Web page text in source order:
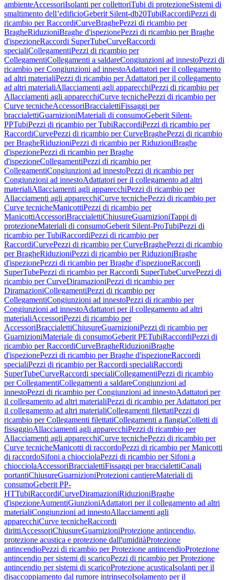
ambienteAccessoriIsolanti per collettoriTubi di protezioneSistemi di
smaltimento dell’edificioGeberit Silent-db20TubiRaccordiPezzi di
ricambio per RaccordiCurveBraghePezzi di ricambio per
BragheRiduzioniBraghe d'ispezionePezzi di ricambio per Braghe
d'ispezioneRaccordi SuperTubeCurveRaccordi
specialiCollegamentiPezzi di ricambio per
CollegamentiCollegamenti a saldareCongiunzioni ad innestoPezzi di
ricambio per Congiunzioni ad innestoAdattatori per il collegamento
ad altri materialiPezzi di ricambio per Adattatori per il collegamento
ad altri materialiAllacciamenti agli apparecchiPezzi di ricambio per
Allacciamenti agli apparecchiCurve tecnichePezzi di ricambio per
Curve tecnicheAccessoriBraccialettiFissaggi per
braccialettiGuarnizioniMateriali di consumoGeberit Silent-
PPTubiPezzi di ricambio per TubiRaccordiPezzi di ricambio per
RaccordiCurvePezzi di ricambio per CurveBraghePezzi di ricambio
per BragheRiduzioniPezzi di ricambio per RiduzioniBraghe
d'ispezionePezzi di ricambio per Braghe
d'ispezioneCollegamentiPezzi di ricambio per
CollegamentiCongiunzioni ad innestoPezzi di ricambio per
Congiunzioni ad innestoAdattatori per il collegamento ad altri
materialiAllacciamenti agli apparecchiPezzi di ricambio per
Allacciamenti agli apparecchiCurve tecnichePezzi di ricambio per
Curve tecnicheManicottiPezzi di ricambio per
ManicottiAccessoriBraccialettiChiusureGuarnizioniTappi di
protezioneMateriali di consumoGeberit Silent-ProTubiPezzi di
ricambio per TubiRaccordiPezzi di ricambio per
RaccordiCurvePezzi di ricambio per CurveBraghePezzi di ricambio
per BragheRiduzioniPezzi di ricambio per RiduzioniBraghe
d'ispezionePezzi di ricambio per Braghe d'ispezioneRaccordi
SuperTubePezzi di ricambio per Raccordi SuperTubeCurvePezzi di
ricambio per CurveDiramazioniPezzi di ricambio per
DiramazioniCollegamentiPezzi di ricambio per
CollegamentiCongiunzioni ad innestoPezzi di ricambio per
Congiunzioni ad innestoAdattatori per il collegamento ad altri
materialiAccessoriPezzi di ricambio per
AccessoriBraccialettiChiusureGuarnizioniPezzi di ricambio per
GuarnizioniMateriale di consumoGeberit PETubiRaccordiPezzi di
ricambio per RaccordiCurveBragheRiduzioniBraghe
d'ispezionePezzi di ricambio per Braghe d'ispezioneRaccordi
specialiPezzi di ricambio per Raccordi specialiRaccordi
SuperTubeCurveRaccordi specialiCollegamentiPezzi di ricambio
per CollegamentiCollegamenti a saldareCongiunzioni ad
innestoPezzi di ricambio per Congiunzioni ad innestoAdattatori per
il collegamento ad altri materialiPezzi di ricambio per Adattatori per
il collegamento ad altri materialiCollegamenti filettatiPezzi di
ricambio per Collegamenti filettatiCollegamenti a flangiaColletti di
fissaggioAllacciamenti agli apparecchiPezzi di ricambio per
Allacciamenti agli apparecchiCurve tecnichePezzi di ricambio per
Curve tecnicheManicotti di raccordoPezzi di ricambio per Manicotti
di raccordoSifoni a chiocciolaPezzi di ricambio per Sifoni a
chiocciolaAccessoriBraccialettiFissaggi per braccialettiCanali
portantiChiusureGuarnizioniProtezioni cantiereMateriali di
consumoGeberit PP-
HTTubiRaccordiCurveDiramazioniRiduzioniBraghe
d'ispezioneAumentiGiunzioniAdattatori per il collegamento ad altri
materialiCongiunzioni ad innestoAllacciamenti agli
apparecchiCurve tecnicheRaccordi
dirittiAccessoriChiusureGuarnizioniProtezione antincendio,
protezione acustica e protezione dall'umiditàProtezione
antincendioPezzi di ricambio per Protezione antincendioProtezione
antincendio per sistemi di scaricoPezzi di ricambio per Protezione
antincendio per sistemi di scaricoProtezione acusticaIsolanti per il
disaccoppiamento dal rumore intrinsecoIsolamento per il